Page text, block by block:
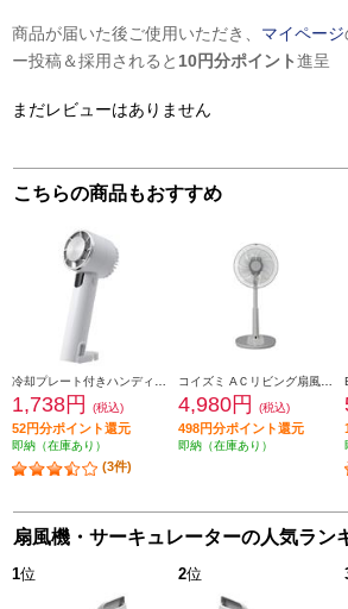
商品が届いた後ご使用いただき、 マイページ
ー投稿＆採用されると 10円分ポイント進呈
まだレビューはありません
こちらの商品もおすすめ
1,738円 (税込)
52円分ポイント還元
即納（在庫あり）
(3件)
4,980円 (税込)
498円分ポイント還元
即納（在庫あり）
扇風機・サーキュレーターの人気ラン
1位 2位